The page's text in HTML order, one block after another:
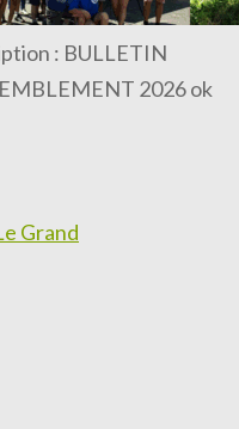
: BULLETIN
2026 ok
Grand